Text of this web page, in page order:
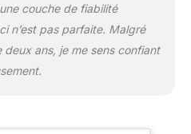
poche LED intégrée
éclaire jusqu'à 8 mètres,
urgences, tout en
une sécurité
de 1,43 pouces
couche de fiabilité
n’est pas parfaite. Malgré
ans, je me sens confiant